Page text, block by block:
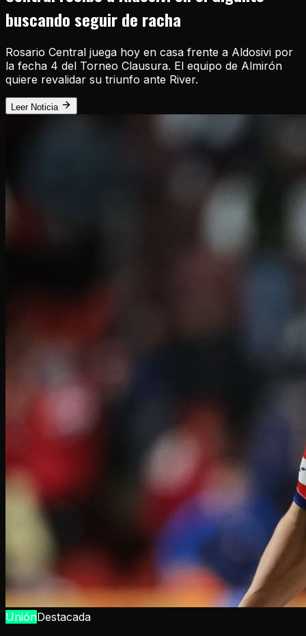
buscando seguir de racha
Rosario Central juega hoy en casa frente a Aldosivi por
la fecha 4 del Torneo Clausura. El equipo de Almirón
quiere revalidar su triunfo ante River.
Leer Noticia
UniónDestacada